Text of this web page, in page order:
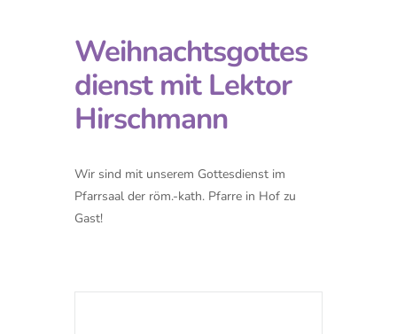
Weihnachtsgottes
dienst mit Lektor
Hirschmann
Wir sind mit unserem Gottesdienst im
Pfarrsaal der röm.-kath. Pfarre in Hof zu
Gast!